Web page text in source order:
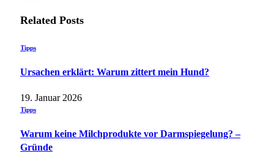
Related Posts
Tipps
Ursachen erklärt: Warum zittert mein Hund?
19. Januar 2026
Tipps
Warum keine Milchprodukte vor Darmspiegelung? –
Gründe